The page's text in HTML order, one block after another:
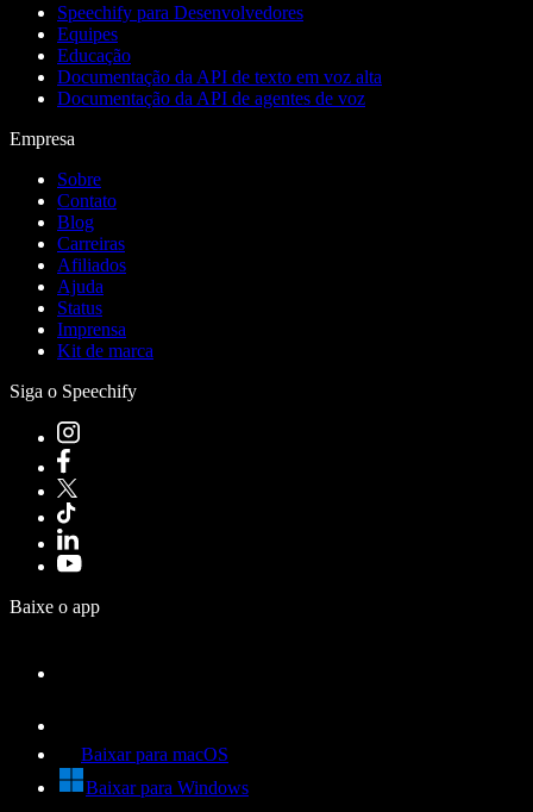
Speechify para Desenvolvedores
Equipes
Educação
Documentação da API de texto em voz alta
Documentação da API de agentes de voz
Empresa
Sobre
Contato
Blog
Carreiras
Afiliados
Ajuda
Status
Imprensa
Kit de marca
Siga o Speechify
Baixe o app
Baixar para macOS
Baixar para Windows